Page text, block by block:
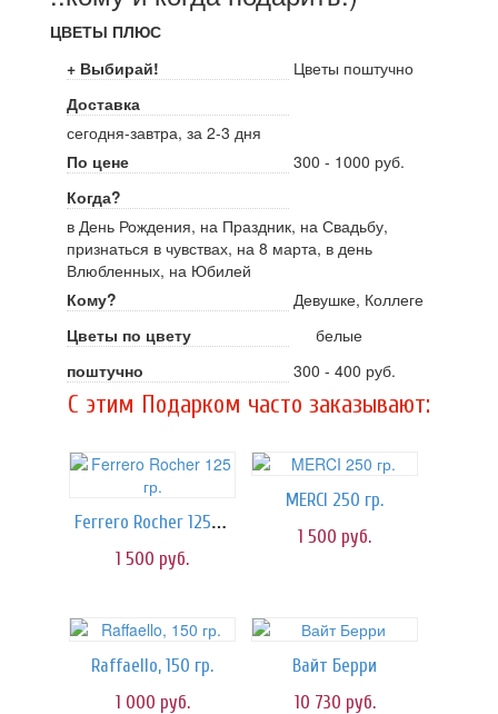
ЦВЕТЫ ПЛЮС
+ Выбирай!
Цветы поштучно
Доставка
сегодня-завтра, за 2-3 дня
По цене
300 - 1000 руб.
Когда?
в День Рождения, на Праздник, на Свадьбу,
признаться в чувствах, на 8 марта, в день
Влюбленных, на Юбилей
Кому?
Девушке, Коллеге
Цветы по цвету
белые
поштучно
300 - 400 руб.
C этим Подарком часто заказывают:
Ferrero Rocher 125 гр.
1 500 руб.
MERCI 250 гр.
1 500 руб.
Raffaello, 150 гр.
1 000 руб.
Вайт Берри
10 730 руб.